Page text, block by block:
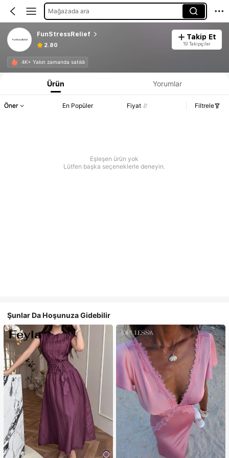
Mağazada ara
FunStressRelief
2.80
Takip Et
19 Takipçiler
4K+ Yakın zamanda satıldı
Ürün Yorumlar
Öner En Popüler Fiyat Filtrele
Eşleşen ürün yok
Lütfen başka seçeneklerle deneyin.
Şunlar Da Hoşunuza Gidebilir